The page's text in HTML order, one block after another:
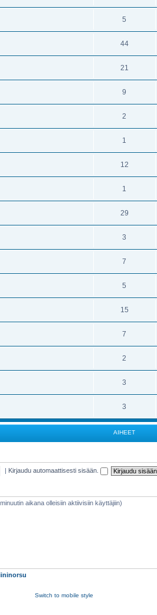
5
44
21
9
2
1
12
1
29
3
7
5
15
7
2
3
3
AIHEET
| Kirjaudu automaattisesti sisään.
aikana olleisiin aktiivisiin käyttäjiin)
Switch to mobile style